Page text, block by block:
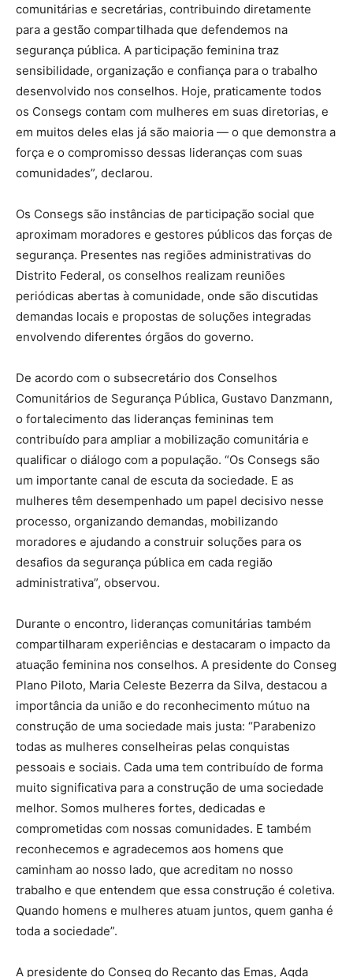
comunitárias e secretárias, contribuindo diretamente
para a gestão compartilhada que defendemos na
segurança pública. A participação feminina traz
sensibilidade, organização e confiança para o trabalho
desenvolvido nos conselhos. Hoje, praticamente todos
os Consegs contam com mulheres em suas diretorias, e
em muitos deles elas já são maioria — o que demonstra a
força e o compromisso dessas lideranças com suas
comunidades”, declarou.
Os Consegs são instâncias de participação social que
aproximam moradores e gestores públicos das forças de
segurança. Presentes nas regiões administrativas do
Distrito Federal, os conselhos realizam reuniões
periódicas abertas à comunidade, onde são discutidas
demandas locais e propostas de soluções integradas
envolvendo diferentes órgãos do governo.
De acordo com o subsecretário dos Conselhos
Comunitários de Segurança Pública, Gustavo Danzmann,
o fortalecimento das lideranças femininas tem
contribuído para ampliar a mobilização comunitária e
qualificar o diálogo com a população. “Os Consegs são
um importante canal de escuta da sociedade. E as
mulheres têm desempenhado um papel decisivo nesse
processo, organizando demandas, mobilizando
moradores e ajudando a construir soluções para os
desafios da segurança pública em cada região
administrativa”, observou.
Durante o encontro, lideranças comunitárias também
compartilharam experiências e destacaram o impacto da
atuação feminina nos conselhos. A presidente do Conseg
Plano Piloto, Maria Celeste Bezerra da Silva, destacou a
importância da união e do reconhecimento mútuo na
construção de uma sociedade mais justa: “Parabenizo
todas as mulheres conselheiras pelas conquistas
pessoais e sociais. Cada uma tem contribuído de forma
muito significativa para a construção de uma sociedade
melhor. Somos mulheres fortes, dedicadas e
comprometidas com nossas comunidades. E também
reconhecemos e agradecemos aos homens que
caminham ao nosso lado, que acreditam no nosso
trabalho e que entendem que essa construção é coletiva.
Quando homens e mulheres atuam juntos, quem ganha é
toda a sociedade”.
A presidente do Conseg do Recanto das Emas, Agda